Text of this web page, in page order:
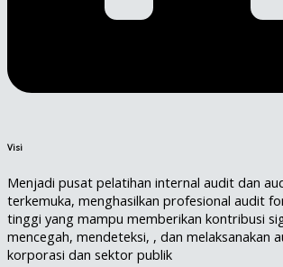
Visi
Menjadi pusat pelatihan internal audit dan
terkemuka, menghasilkan profesional audit
tinggi yang mampu memberikan kontribusi
mencegah, mendeteksi, , dan melaksanakan
korporasi dan sektor publik